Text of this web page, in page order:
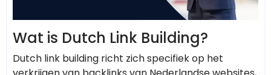
Wat is Dutch Link Building?
Dutch link building richt zich specifiek op het